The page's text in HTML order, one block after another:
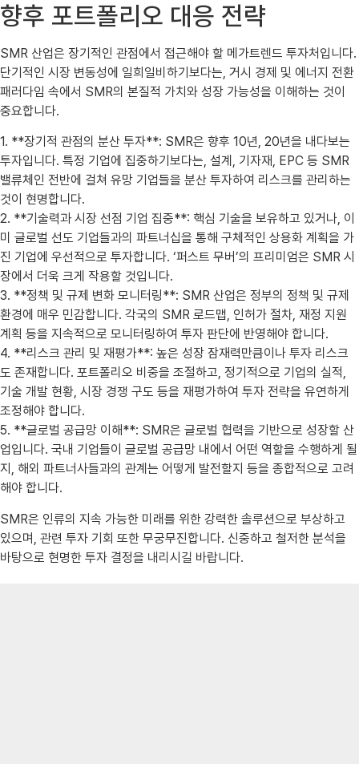
향후 포트폴리오 대응 전략
SMR 산업은 장기적인 관점에서 접근해야 할 메가트렌드 투자처입니다.
단기적인 시장 변동성에 일희일비하기보다는, 거시 경제 및 에너지 전환
패러다임 속에서 SMR의 본질적 가치와 성장 가능성을 이해하는 것이
중요합니다.
1. **장기적 관점의 분산 투자**: SMR은 향후 10년, 20년을 내다보는
투자입니다. 특정 기업에 집중하기보다는, 설계, 기자재, EPC 등 SMR
밸류체인 전반에 걸쳐 유망 기업들을 분산 투자하여 리스크를 관리하는
것이 현명합니다.
2. **기술력과 시장 선점 기업 집중**: 핵심 기술을 보유하고 있거나, 이
미 글로벌 선도 기업들과의 파트너십을 통해 구체적인 상용화 계획을 가
진 기업에 우선적으로 투자합니다. ‘퍼스트 무버’의 프리미엄은 SMR 시
장에서 더욱 크게 작용할 것입니다.
3. **정책 및 규제 변화 모니터링**: SMR 산업은 정부의 정책 및 규제
환경에 매우 민감합니다. 각국의 SMR 로드맵, 인허가 절차, 재정 지원
계획 등을 지속적으로 모니터링하여 투자 판단에 반영해야 합니다.
4. **리스크 관리 및 재평가**: 높은 성장 잠재력만큼이나 투자 리스크
도 존재합니다. 포트폴리오 비중을 조절하고, 정기적으로 기업의 실적,
기술 개발 현황, 시장 경쟁 구도 등을 재평가하여 투자 전략을 유연하게
조정해야 합니다.
5. **글로벌 공급망 이해**: SMR은 글로벌 협력을 기반으로 성장할 산
업입니다. 국내 기업들이 글로벌 공급망 내에서 어떤 역할을 수행하게 될
지, 해외 파트너사들과의 관계는 어떻게 발전할지 등을 종합적으로 고려
해야 합니다.
SMR은 인류의 지속 가능한 미래를 위한 강력한 솔루션으로 부상하고
있으며, 관련 투자 기회 또한 무궁무진합니다. 신중하고 철저한 분석을
바탕으로 현명한 투자 결정을 내리시길 바랍니다.